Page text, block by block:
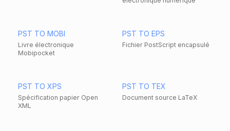
PST TO MOBI
Livre électronique
Mobipocket
PST TO EPS
Fichier PostScript encapsulé
PST TO XPS
Spécification papier Open
XML
PST TO TEX
Document source LaTeX